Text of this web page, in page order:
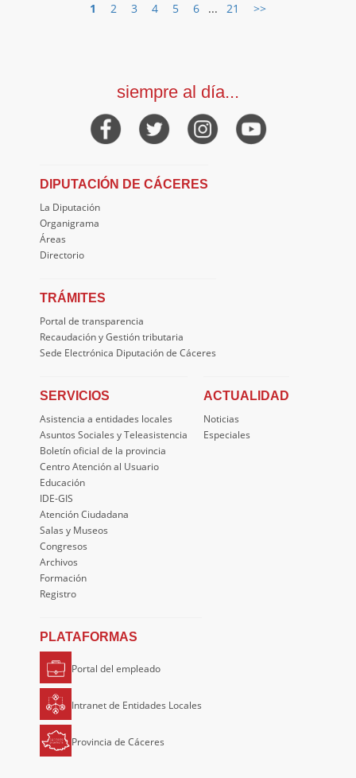
1 2 3 4 5 6 ... 21 >>
siempre al día...
DIPUTACIÓN DE CÁCERES
La Diputación
Organigrama
Áreas
Directorio
TRÁMITES
Portal de transparencia
Recaudación y Gestión tributaria
Sede Electrónica Diputación de Cáceres
SERVICIOS
Asistencia a entidades locales
Asuntos Sociales y Teleasistencia
Boletín oficial de la provincia
Centro Atención al Usuario
Educación
IDE-GIS
Atención Ciudadana
Salas y Museos
Congresos
Archivos
Formación
Registro
ACTUALIDAD
Noticias
Especiales
PLATAFORMAS
Portal del empleado
Intranet de Entidades Locales
Provincia de Cáceres